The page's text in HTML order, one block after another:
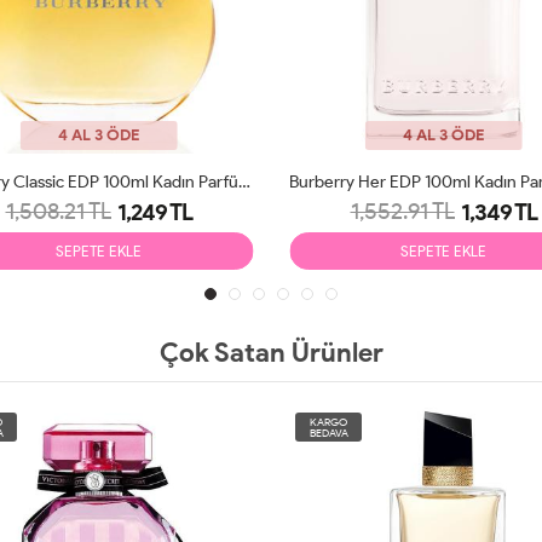
4 AL 3 ÖDE
Burberry Classic EDP 100ml Kadın Parfüm Tester
1,508.21 TL 1,249 TL
SEPETE EKLE
4 AL 3 ÖDE
1,552.91 TL 1,349 TL
SEPETE EKLE
Çok Satan Ürünler
KARGO
BEDAVA